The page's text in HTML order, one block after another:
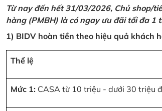
Từ nay đến hết 31/03/2026, Chủ shop/
hàng (PMBH) là có ngay ưu đãi tối đa 1
1) BIDV hoàn tiền theo hiệu quả khách
Thể lệ
Mức 1: CASA từ 10 triệu - dưới 30 triệu